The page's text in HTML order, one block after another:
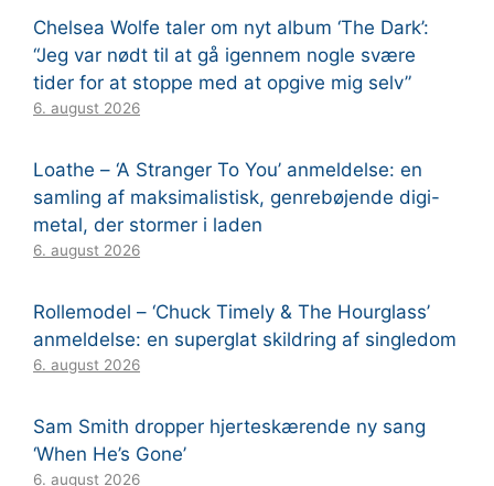
Chelsea Wolfe taler om nyt album ‘The Dark’:
“Jeg var nødt til at gå igennem nogle svære
tider for at stoppe med at opgive mig selv”
6. august 2026
Loathe – ‘A Stranger To You’ anmeldelse: en
samling af maksimalistisk, genrebøjende digi-
metal, der stormer i laden
6. august 2026
Rollemodel – ‘Chuck Timely & The Hourglass’
anmeldelse: en superglat skildring af singledom
6. august 2026
Sam Smith dropper hjerteskærende ny sang
‘When He’s Gone’
6. august 2026